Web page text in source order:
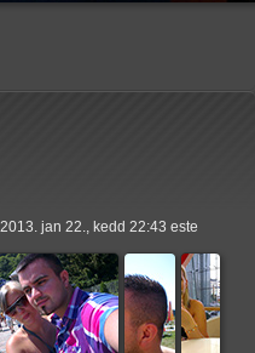
2013. jan 22., kedd 22:43 este